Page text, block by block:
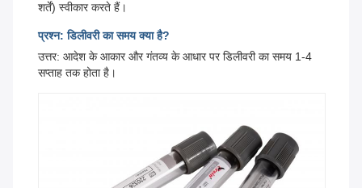
शर्तें) स्वीकार करते हैं।
प्रश्न: डिलीवरी का समय क्या है?
उत्तर: आदेश के आकार और गंतव्य के आधार पर डिलीवरी का समय 1-4
सप्ताह तक होता है।